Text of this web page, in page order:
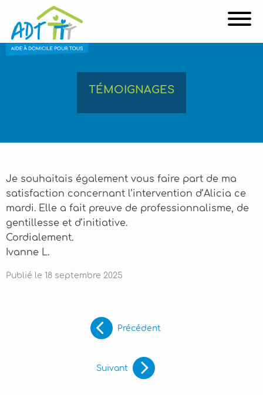
TÉMOIGNAGES
Je souhaitais également vous faire part de ma
satisfaction concernant l’intervention d’Alicia ce
mardi. Elle a fait preuve de professionnalisme, de
gentillesse et d’initiative.
Cordialement.
Ivanne L.
Publié le 18 septembre 2025
Précédent
Suivant